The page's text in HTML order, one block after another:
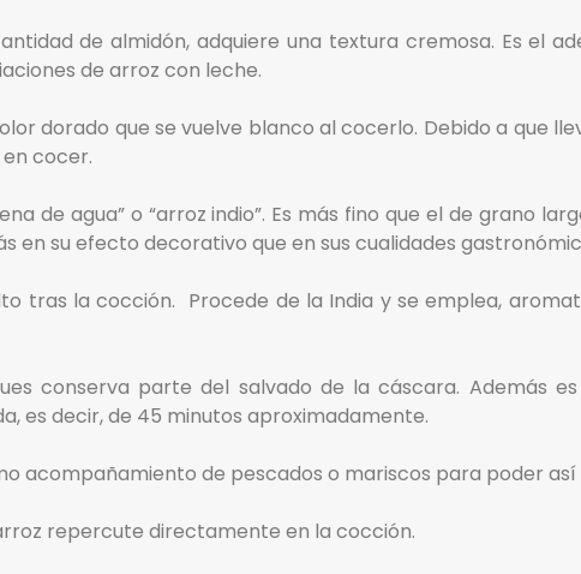
de almidón, adquiere una textura cremosa. Es el
de arroz con leche.
dorado que se vuelve blanco al cocerlo. Debido a que
cocer.
de agua” o “arroz indio”. Es más fino que el de grano
en su efecto decorativo que en sus cualidades
tras la cocción. Procede de la India y se emplea,
conserva parte del salvado de la cáscara. Además
es decir, de 45 minutos aproximadamente.
acompañamiento de pescados o mariscos para poder
repercute directamente en la cocción.